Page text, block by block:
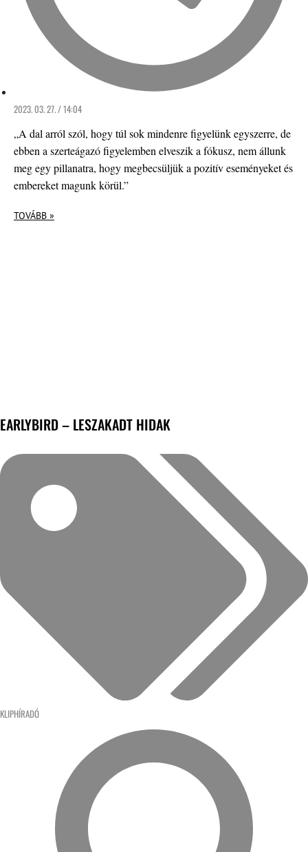
2023. 03. 27. / 14:04
„A dal arról szól, hogy túl sok mindenre figyelünk egyszerre, de
ebben a szerteágazó figyelemben elveszik a fókusz, nem állunk
meg egy pillanatra, hogy megbecsüljük a pozitív eseményeket és
embereket magunk körül.”
TOVÁBB »
EARLYBIRD – LESZAKADT HIDAK
KLIPHÍRADÓ